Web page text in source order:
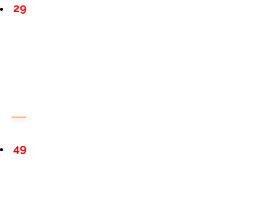
29
49